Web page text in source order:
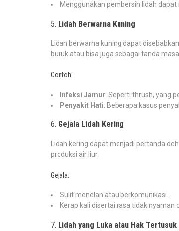
Menggunakan pembersih lidah
5. Lidah Berwarna Kuning
Lidah berwarna kuning dapat
buruk atau bisa juga sebagai tanda
Contoh:
Infeksi Jamur: Seperti thrush, yang
Penyakit Hati: Beberapa kasus
6. Gejala Lidah Kering
Lidah kering dapat menjadi pertanda
produksi air liur.
Gejala:
Sulit menelan atau berkomunikasi.
Kerap kali disertai rasa tidak nyaman
7. Lidah yang Luka atau Hak Tertusuk